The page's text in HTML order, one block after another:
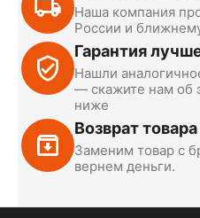
Наша компания
России и
Гарантия
Нашли
— скажите нам об
ниже
Возврат
Заменим товар с
вернем деньги.